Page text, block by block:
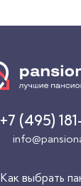
+7 (495)
Как выбрать